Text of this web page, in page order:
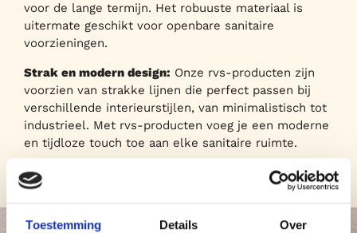
Toestemming Details Over
voor de lange termijn. Het robuuste materiaal is
uitermate geschikt voor openbare sanitaire
voorzieningen.
Strak en modern design: Onze rvs-producten zijn
voorzien van strakke lijnen die perfect passen bij
verschillende interieurstijlen, van minimalistisch tot
industrieel. Met rvs-producten voeg je een moderne
en tijdloze touch toe aan elke sanitaire ruimte.